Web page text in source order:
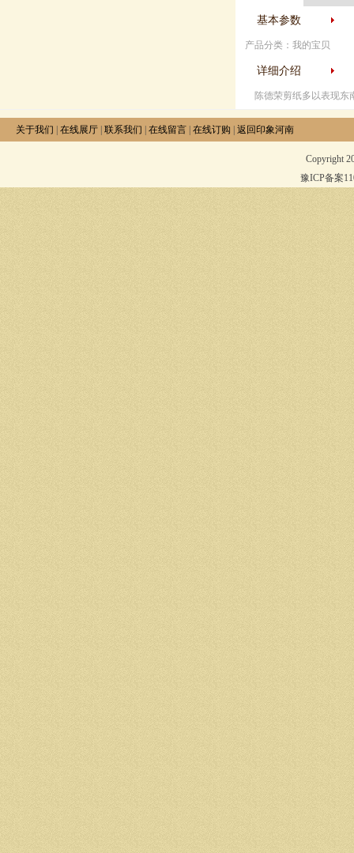
基本参数
产品分类：我的宝贝
详细介绍
陈德荣剪纸多以表现东
关于我们 在线展厅 联系我们 在线留言 在线订购 返回印象河南
Copyright
豫ICP备案